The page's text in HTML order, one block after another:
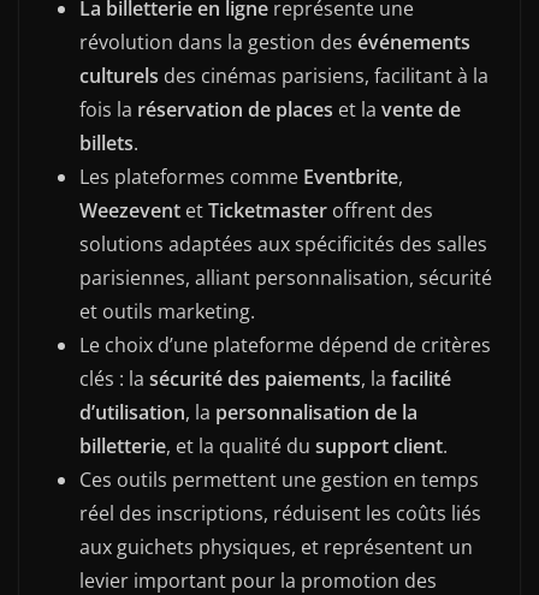
La billetterie en ligne représente une
révolution dans la gestion des événements
culturels des cinémas parisiens, facilitant à la
fois la réservation de places et la vente de
billets.
Les plateformes comme Eventbrite,
Weezevent etTicketmaster offrent des
solutions adaptées aux spécificités des salles
parisiennes, alliant personnalisation, sécurité
et outils marketing.
Le choix d’une plateforme dépend de critères
clés : la sécurité des paiements, la facilité
d’utilisation, la personnalisation de la
billetterie, et la qualité du support client.
Ces outils permettent une gestion en temps
réel des inscriptions, réduisent les coûts liés
aux guichets physiques, et représentent un
levier important pour la promotion des